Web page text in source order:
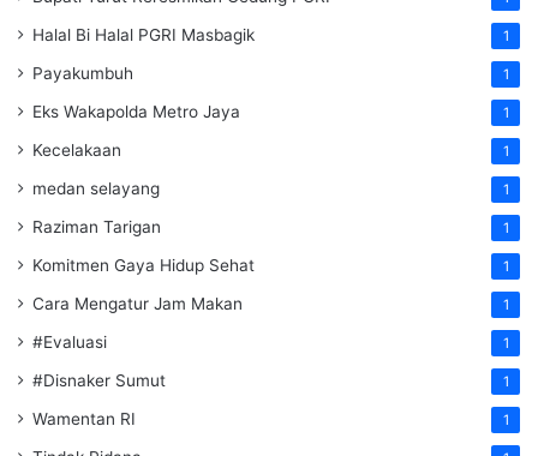
Halal Bi Halal PGRI Masbagik 1
Payakumbuh 1
Eks Wakapolda Metro Jaya 1
Kecelakaan 1
medan selayang 1
Raziman Tarigan 1
Komitmen Gaya Hidup Sehat 1
Cara Mengatur Jam Makan 1
#Evaluasi 1
#Disnaker Sumut 1
Wamentan RI 1